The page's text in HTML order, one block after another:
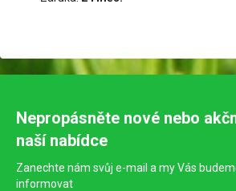
Nepropásněte nové nebo
naší nabídce
Zanechte nám svůj e-mail a my Vás
informovat